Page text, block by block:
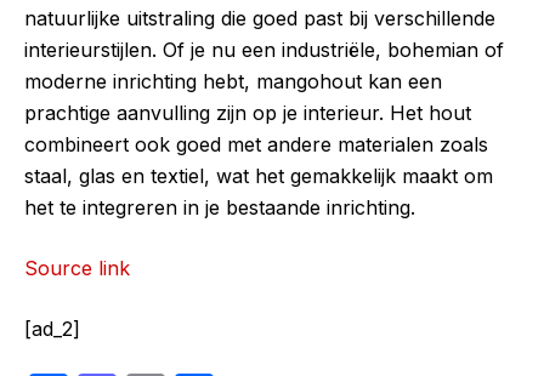
natuurlijke uitstraling die goed past bij verschillende
interieurstijlen. Of je nu een industriële, bohemian of
moderne inrichting hebt, mangohout kan een
prachtige aanvulling zijn op je interieur. Het hout
combineert ook goed met andere materialen zoals
staal, glas en textiel, wat het gemakkelijk maakt om
het te integreren in je bestaande inrichting.
Source link
[ad_2]